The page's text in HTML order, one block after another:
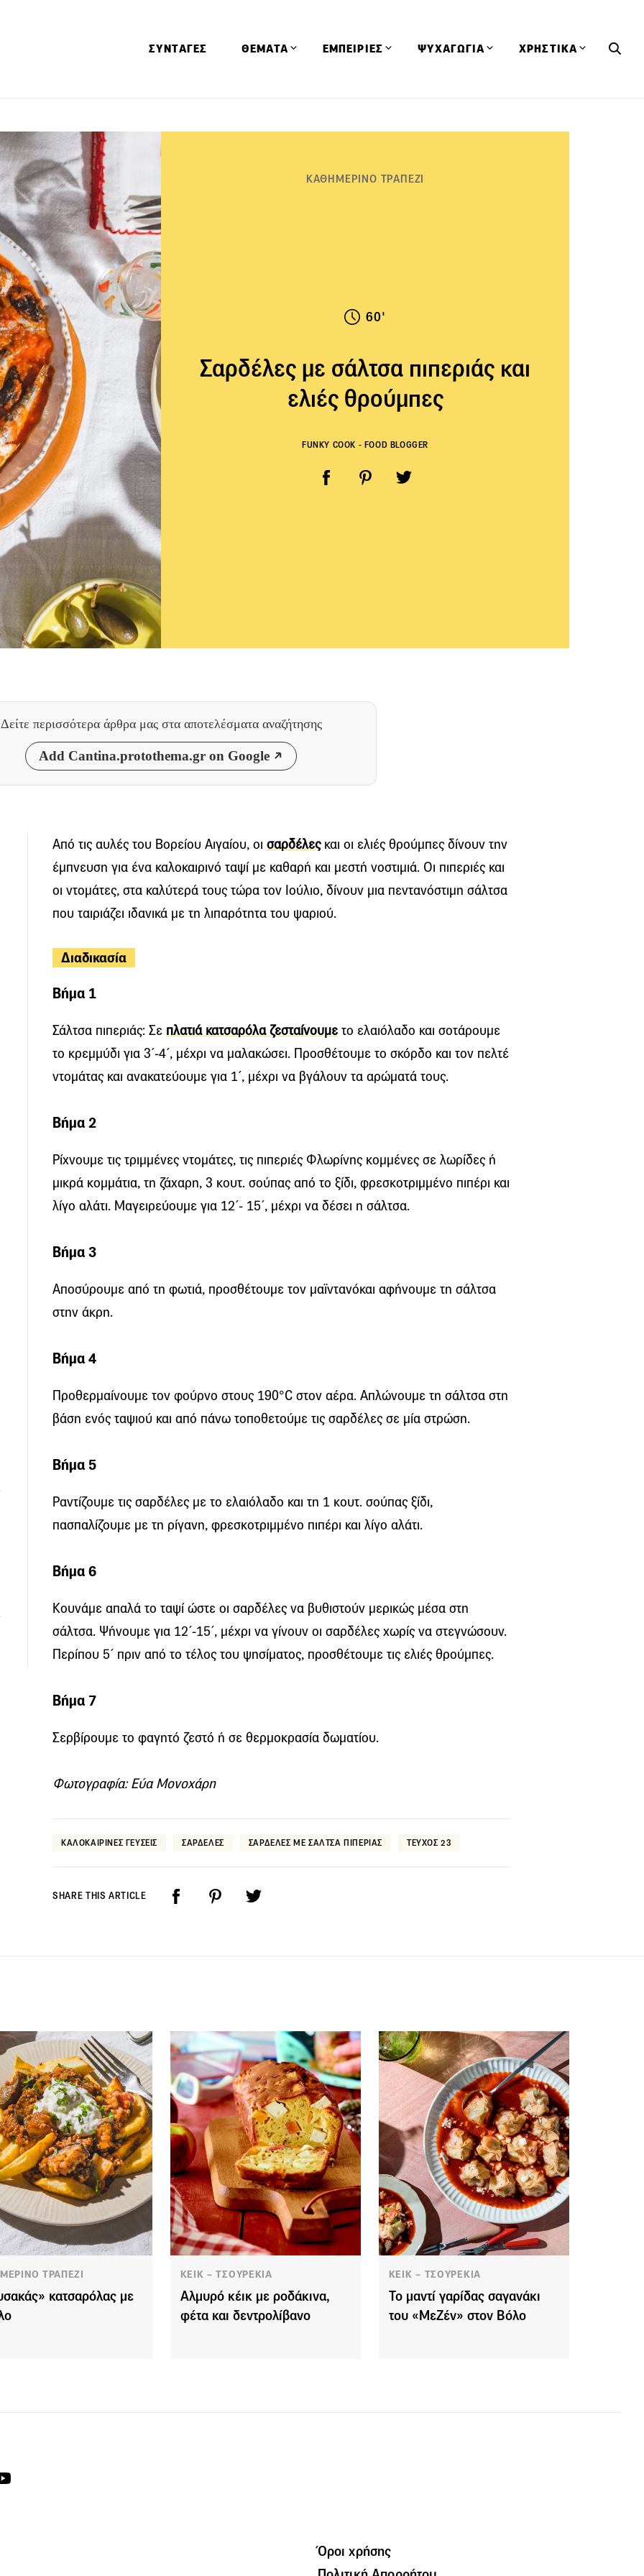
ΣΥΝΤΑΓΕΣ ΘΕΜΑΤΑ ΕΜΠΕΙΡΙΕΣ ΨΥΧΑΓΩΓΙΑ ΧΡΗΣΤΙΚΑ
ΚΑΘΗΜΕΡΙΝΟ ΤΡΑΠΕΖΙ
60'
Σαρδέλες με σάλτσα πιπεριάς και
ελιές θρούμπες
FUNKY COOK - FOOD BLOGGER
Δείτε περισσότερα άρθρα μας στα αποτελέσματα αναζήτησης
Add Cantina.protothema.gr on Google
Από τις αυλές του Βορείου Αιγαίου, οι σαρδέλεςκαι οι ελιές θρούμπες δίνουν την
έμπνευση για ένα καλοκαιρινό ταψί με καθαρή και μεστή νοστιμιά. Οι πιπεριές και
οι ντομάτες, στα καλύτερά τους τώρα τον Ιούλιο, δίνουν μια πεντανόστιμη σάλτσα
που ταιριάζει ιδανικά με τη λιπαρότητα του ψαριού.
Διαδικασία
Βήμα 1
Σάλτσα πιπεριάς: Σε πλατιά κατσαρόλα ζεσταίνουμε το ελαιόλαδο και σοτάρουμε
το κρεμμύδι για 3΄-4΄, μέχρι να μαλακώσει. Προσθέτουμε το σκόρδο και τον πελτέ
ντομάτας και ανακατεύουμε για 1΄, μέχρι να βγάλουν τα αρώματά τους.
Βήμα 2
Ρίχνουμε τις τριμμένες ντομάτες, τις πιπεριές Φλωρίνης κομμένες σε λωρίδες ή
μικρά κομμάτια, τη ζάχαρη, 3 κουτ. σούπας από το ξίδι, φρεσκοτριμμένο πιπέρι και
λίγο αλάτι. Μαγειρεύουμε για 12΄- 15΄, μέχρι να δέσει η σάλτσα.
Βήμα 3
Αποσύρουμε από τη φωτιά, προσθέτουμε τον μαϊντανόκαι αφήνουμε τη σάλτσα
στην άκρη.
Βήμα 4
Προθερμαίνουμε τον φούρνο στους 190°C στον αέρα. Απλώνουμε τη σάλτσα στη
βάση ενός ταψιού και από πάνω τοποθετούμε τις σαρδέλες σε μία στρώση.
Βήμα 5
Ραντίζουμε τις σαρδέλες με το ελαιόλαδο και τη 1 κουτ. σούπας ξίδι,
πασπαλίζουμε με τη ρίγανη, φρεσκοτριμμένο πιπέρι και λίγο αλάτι.
Βήμα 6
Κουνάμε απαλά το ταψί ώστε οι σαρδέλες να βυθιστούν μερικώς μέσα στη
σάλτσα. Ψήνουμε για 12΄-15΄, μέχρι να γίνουν οι σαρδέλες χωρίς να στεγνώσουν.
Περίπου 5΄ πριν από το τέλος του ψησίματος, προσθέτουμε τις ελιές θρούμπες.
Βήμα 7
Σερβίρουμε το φαγητό ζεστό ή σε θερμοκρασία δωματίου.
Φωτογραφία: Εύα Μονοχάρη
ΚΑΛΟΚΑΙΡΙΝΕΣ ΓΕΥΣΕΙΣ ΣΑΡΔΕΛΕΣ ΣΑΡΔΕΛΕΣ ΜΕ ΣΑΛΤΣΑ ΠΙΠΕΡΙΑΣ ΤΕΥΧΟΣ 23
SHARE THIS ARTICLE
ΤΡΑΠΕΖΙ
κατσαρόλας με
ΚΕΙΚ – ΤΣΟΥΡΕΚΙΑ
Αλμυρό κέικ με ροδάκινα,
φέτα και δεντρολίβανο
ΚΕΙΚ – ΤΣΟΥΡΕΚΙΑ
Το μαντί γαρίδας σαγανάκι
του «ΜεΖέν» στον Βόλο
Όροι χρήσης